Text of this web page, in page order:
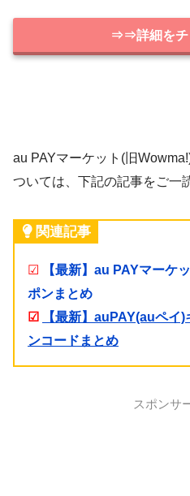
⇒⇒詳細をチ
au PAYマーケット(旧
ついては、下記の記事をご一
関連記事
☑
【最新】au PAYマーケ
ポンまとめ
☑
【最新】auPAY(auペイ
ンコードまとめ
スポンサ